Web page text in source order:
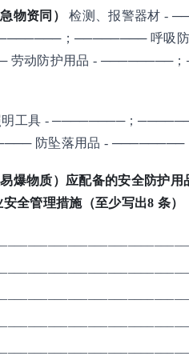
物资同）
检测、报警器材 -
；──────── 呼吸
动防护用品 - ────────
工具 - ────────；
防坠落用品 -
爆物质）应配备的安全防护用
全管理措施（至少写出8 条）